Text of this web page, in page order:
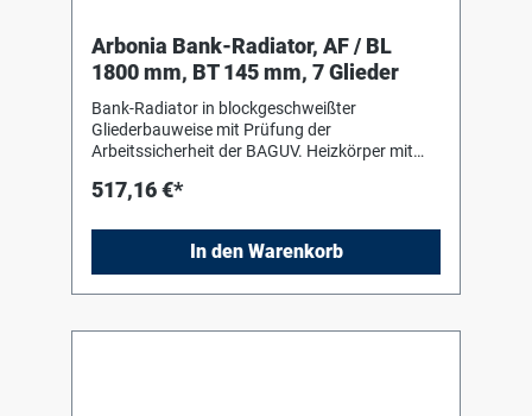
Arbonia Bank-Radiator, AF / BL
1800 mm, BT 145 mm, 7 Glieder
Bank-Radiator in blockgeschweißter
Gliederbauweise mit Prüfung der
Arbeitssicherheit der BAGUV. Heizkörper mit
DIN 55 900-2. Für liegenden Einbau mit Hilfe
Anschluss- und Blindstopfen sind werkseitig
eingedichtet, in Schrumpffolie verpackt und
soweit erforderlich mit Kantenschutz versehen.
517,16 €*
In den Warenkorb